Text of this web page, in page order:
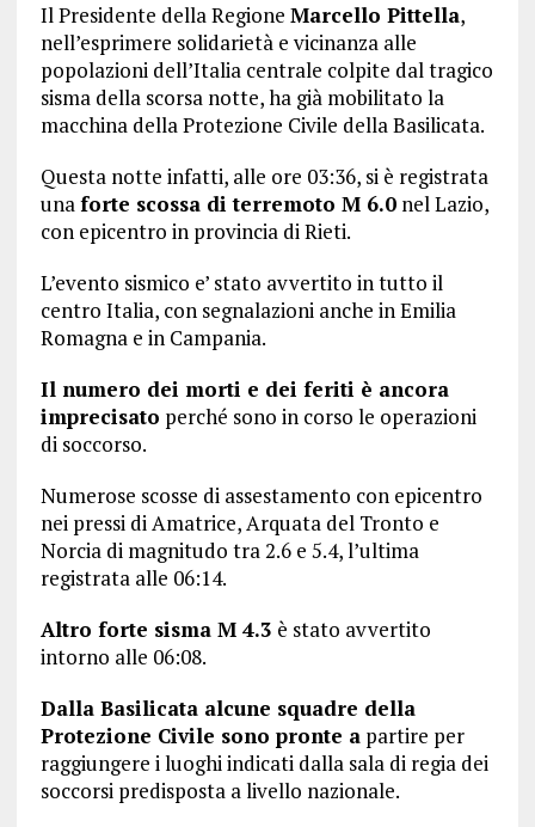
Il Presidente della Regione Marcello Pittella,
nell’esprimere solidarietà e vicinanza alle
popolazioni dell’Italia centrale colpite dal tragico
sisma della scorsa notte, ha già mobilitato la
macchina della Protezione Civile della Basilicata.
Questa notte infatti, alle ore 03:36, si è registrata
unaforte scossa di terremoto M 6.0nel Lazio,
con epicentro in provincia di Rieti.
L’evento sismico e’ stato avvertito in tutto il
centro Italia, con segnalazioni anche in Emilia
Romagna e in Campania.
Il numero dei morti e dei feriti è ancora
imprecisato perché sono in corso le operazioni
di soccorso.
Numerose scosse di assestamento con epicentro
nei pressi di Amatrice, Arquata del Tronto e
Norcia di magnitudo tra 2.6 e 5.4, l’ultima
registrata alle 06:14.
Altro forte sisma M 4.3 è stato avvertito
intorno alle 06:08.
Dalla Basilicata alcune squadre della
Protezione Civile sono pronte apartire per
raggiungere i luoghi indicati dalla sala di regia dei
soccorsi predisposta a livello nazionale.